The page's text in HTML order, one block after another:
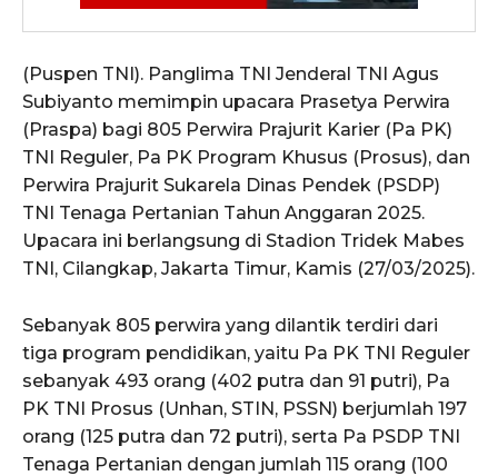
(Puspen TNI). Panglima TNI Jenderal TNI Agus
Subiyanto memimpin upacara Prasetya Perwira
(Praspa) bagi 805 Perwira Prajurit Karier (Pa PK)
TNI Reguler, Pa PK Program Khusus (Prosus), dan
Perwira Prajurit Sukarela Dinas Pendek (PSDP)
TNI Tenaga Pertanian Tahun Anggaran 2025.
Upacara ini berlangsung di Stadion Tridek Mabes
TNI, Cilangkap, Jakarta Timur, Kamis (27/03/2025).
Sebanyak 805 perwira yang dilantik terdiri dari
tiga program pendidikan, yaitu Pa PK TNI Reguler
sebanyak 493 orang (402 putra dan 91 putri), Pa
PK TNI Prosus (Unhan, STIN, PSSN) berjumlah 197
orang (125 putra dan 72 putri), serta Pa PSDP TNI
Tenaga Pertanian dengan jumlah 115 orang (100